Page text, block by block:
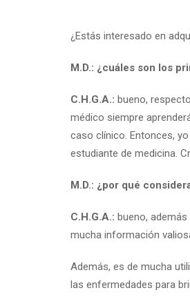
¿Estás interesado en
M.D.: ¿cuáles son los
C.H.G.A.: bueno,
médico siempre
caso clínico. Entonces,
estudiante de medicina.
M.D.: ¿por qué
C.H.G.A.: bueno,
mucha información
Además, es de mucha
las enfermedades para